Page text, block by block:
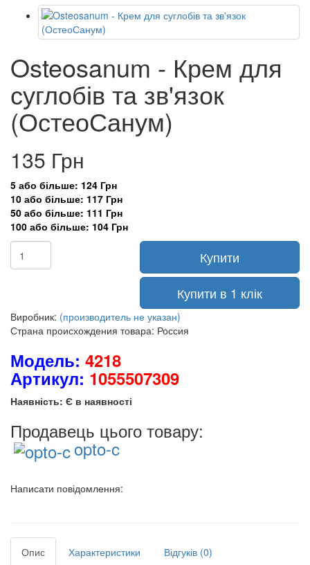
Osteosanum - Крем для
суглобів та зв'язок
(ОстеоСанум)
135 Грн
5 або більше: 124 Грн
10 або більше: 117 Грн
50 або більше: 111 Грн
100 або більше: 104 Грн
Купити
Купити в 1 клік
Виробник: (производитель не указан)
Страна происхождения товара: Россия
Модель: 4218
Артикул: 1055507309
Наявність: Є в наявності
Продавець цього товару:
opto-c
Написати повідомлення:
Опис Характеристики
Відгуків (0)